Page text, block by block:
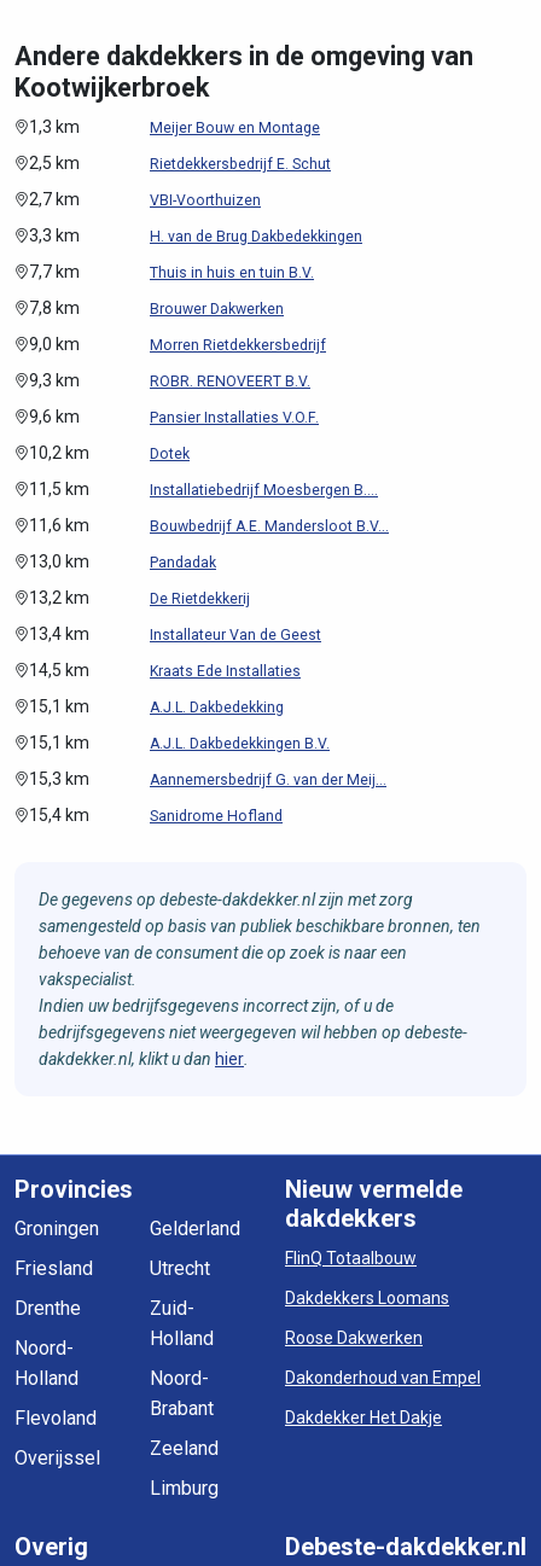
Andere dakdekkers in de omgeving van
Kootwijkerbroek
1,3 km Meijer Bouw en Montage
2,5 km Rietdekkersbedrijf E. Schut
2,7 km VBI-Voorthuizen
3,3 km H. van de Brug Dakbedekkingen
7,7 km Thuis in huis en tuin B.V.
7,8 km Brouwer Dakwerken
9,0 km Morren Rietdekkersbedrijf
9,3 km ROBR. RENOVEERT B.V.
9,6 km Pansier Installaties V.O.F.
10,2 km Dotek
11,5 km Installatiebedrijf Moesbergen B....
11,6 km Bouwbedrijf A.E. Mandersloot B.V...
13,0 km Pandadak
13,2 km De Rietdekkerij
13,4 km Installateur Van de Geest
14,5 km Kraats Ede Installaties
15,1 km A.J.L. Dakbedekking
15,1 km A.J.L. Dakbedekkingen B.V.
15,3 km Aannemersbedrijf G. van der Meij...
15,4 km Sanidrome Hofland
De gegevens op debeste-dakdekker.nl zijn met zorg
samengesteld op basis van publiek beschikbare bronnen, ten
behoeve van de consument die op zoek is naar een
vakspecialist.
Indien uw bedrijfsgegevens incorrect zijn, of u de
bedrijfsgegevens niet weergegeven wil hebben op debeste-
dakdekker.nl, klikt u dan hier
Provincies
Groningen
Friesland
Drenthe
Noord-
Holland
Flevoland
Overijssel
Gelderland
Utrecht
Zuid-
Holland
Noord-
Brabant
Zeeland
Limburg
Nieuw vermelde
dakdekkers
FlinQ Totaalbouw
Dakdekkers Loomans
Roose Dakwerken
Dakonderhoud van Empel
Dakdekker Het Dakje
Overig Debeste-dakdekker.nl